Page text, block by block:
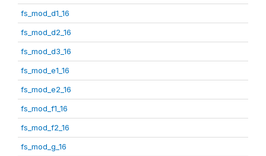
fs_mod_d1_16
fs_mod_d2_16
fs_mod_d3_16
fs_mod_e1_16
fs_mod_e2_16
fs_mod_f1_16
fs_mod_f2_16
fs_mod_g_16